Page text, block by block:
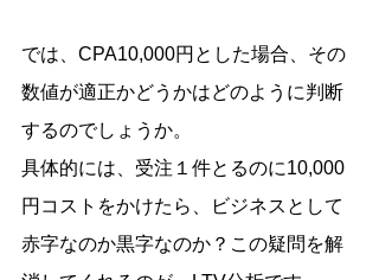
では、CPA10,000円とした場合、その
数値が適正かどうかはどのように判断
するのでしょうか。
具体的には、受注１件とるのに10,000
円コストをかけたら、ビジネスとして
赤字なのか黒字なのか？この疑問を解